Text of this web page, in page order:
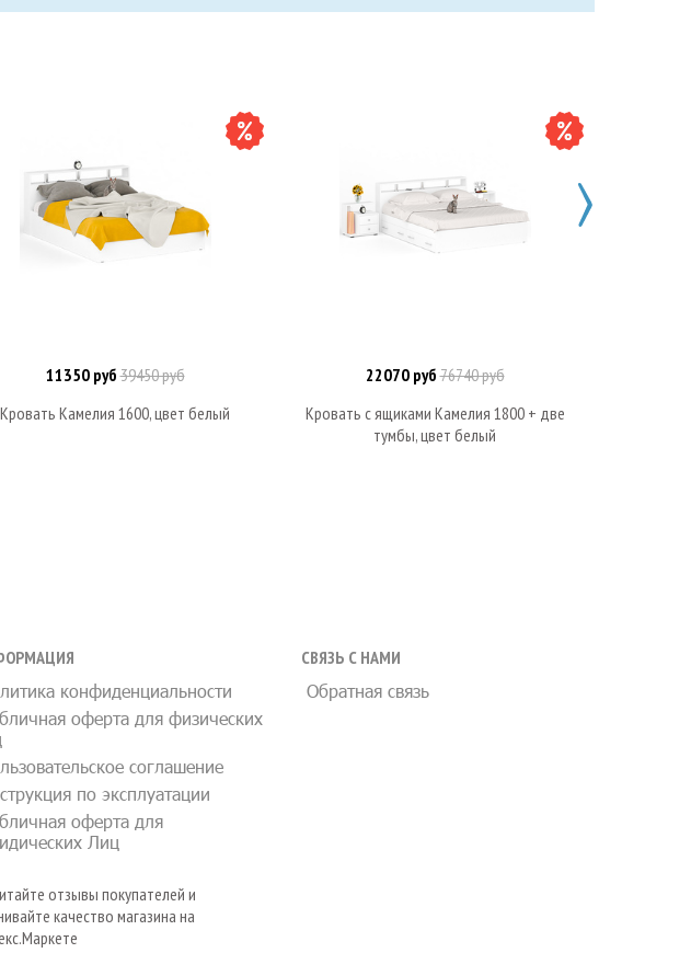
В корзину
11350 руб39450 руб
Кровать Камелия 1600, цвет белый
В корзину
22070 руб76740 руб
Кровать с ящиками Камелия 1800 + две
тумбы, цвет белый
конфиденциальности
оферта для физических
соглашение
по эксплуатации
оферта для
Лиц
СВЯЗЬ С НАМИ
Обратная связь